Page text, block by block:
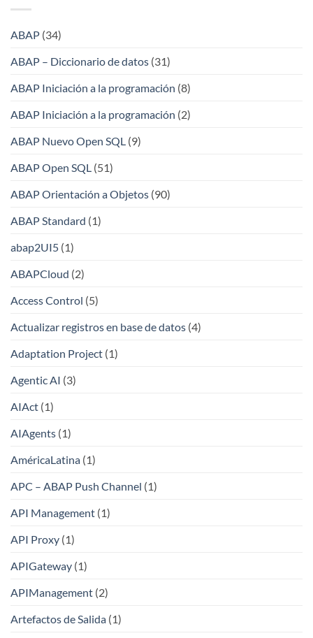
ABAP (34)
ABAP – Diccionario de datos (31)
ABAP Iniciación a la programación (8)
ABAP Iniciación a la programación (2)
ABAP Nuevo Open SQL (9)
ABAP Open SQL (51)
ABAP Orientación a Objetos (90)
ABAP Standard (1)
abap2UI5 (1)
ABAPCloud (2)
Access Control (5)
Actualizar registros en base de datos (4)
Adaptation Project (1)
Agentic AI (3)
AIAct (1)
AIAgents (1)
AméricaLatina (1)
APC – ABAP Push Channel (1)
API Management (1)
API Proxy (1)
APIGateway (1)
APIManagement (2)
Artefactos de Salida (1)